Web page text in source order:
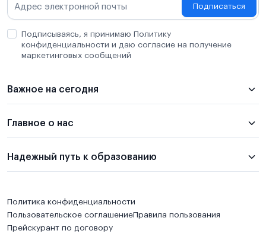
Подписаться
Подписываясь, я принимаю Политику
конфиденциальности и даю согласие на получение
маркетинговых сообщений
Важное на сегодня
Главное о нас
Надежный путь к образованию
Политика конфиденциальности
Пользовательское соглашениеПравила пользования
Прейскурант по договору